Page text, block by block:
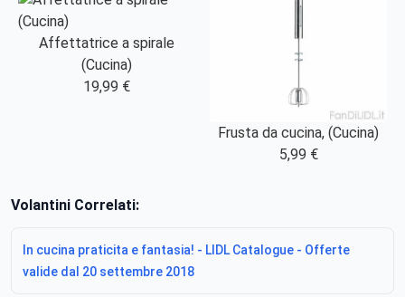
Affettatrice a spirale
(Cucina)
19,99 €
Frusta da cucina, (Cucina)
5,99 €
Volantini Correlati:
In cucina praticita e fantasia! - LIDL Catalogue - Offerte
valide dal 20 settembre 2018